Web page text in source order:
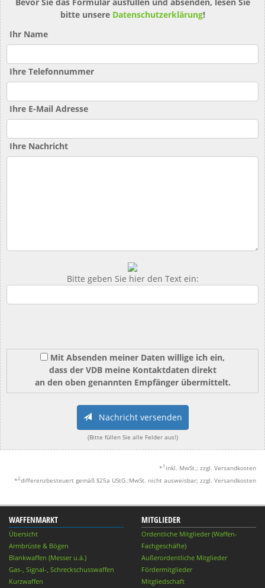
bitte unsere Datenschutzerklärung!
Ihr Name
Ihre Telefonnummer
Ihre E-Mail Adresse
Ihre Nachricht
Bitte geben Sie hier den Text ein:
Mit Absenden meiner Daten willige ich ein,
dass der VDB meine Kontaktdaten direkt
an den oben genannten Empfänger übermittelt.
Nachricht versenden
(Bitte füllen Sie alle Felder aus!)
* 1 inkl. MwSt.; zzgl. Versandkosten
*2differenzbesteuert gemäß §25a UStG.;MwSt. nicht ausweisbar; zzgl. Versandkosten
WAFFENMARKT
Übersicht
Armbrüste & Bögen
Blankwaffen (Messer u.ä.)
Gas-, Signal-, Schreckschusswaffen
Kurzwaffen
MITGLIEDER
Ordentliche Mitglieder (Waffen-
Fachgeschäfte)
Außerordentliche Mitglieder
Fördermitglieder
Mitgliedschaft